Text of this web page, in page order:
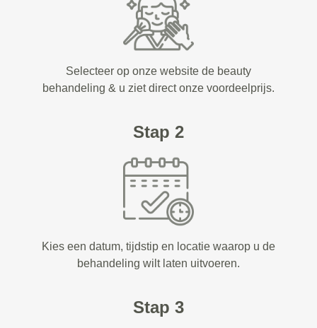
Selecteer op onze website de beauty
behandeling & u ziet direct onze voordeelprijs.
Stap 2
Kies een datum, tijdstip en locatie waarop u de
behandeling wilt laten uitvoeren.
Stap 3